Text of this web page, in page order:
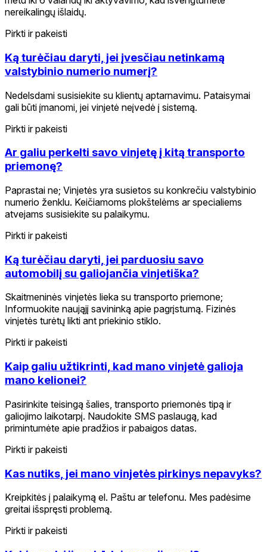
nereikalingų išlaidų.
Pirkti ir pakeisti
Ką turėčiau daryti, jei įvesčiau netinkamą
valstybinio numerio numerį?
Nedelsdami susisiekite su klientų aptarnavimu. Pataisymai
gali būti įmanomi, jei vinjetė neįvedė į sistemą.
Pirkti ir pakeisti
Ar galiu perkelti savo vinjetę į kitą transporto
priemonę?
Paprastai ne; Vinjetės yra susietos su konkrečiu valstybinio
numerio ženklu. Keičiamoms plokštelėms ar specialiems
atvejams susisiekite su palaikymu.
Pirkti ir pakeisti
Ką turėčiau daryti, jei parduosiu savo
automobilį su galiojančia vinjetiška?
Skaitmeninės vinjetės lieka su transporto priemone;
Informuokite naująjį savininką apie pagrįstumą. Fizinės
vinjetės turėtų likti ant priekinio stiklo.
Pirkti ir pakeisti
Kaip galiu užtikrinti, kad mano vinjetė galioja
mano kelionei?
Pasirinkite teisingą šalies, transporto priemonės tipą ir
galiojimo laikotarpį. Naudokite SMS paslaugą, kad
primintumėte apie pradžios ir pabaigos datas.
Pirkti ir pakeisti
Kas nutiks, jei mano vinjetės pirkinys nepavyks?
Kreipkitės į palaikymą el. Paštu ar telefonu. Mes padėsime
greitai išspręsti problemą.
Pirkti ir pakeisti